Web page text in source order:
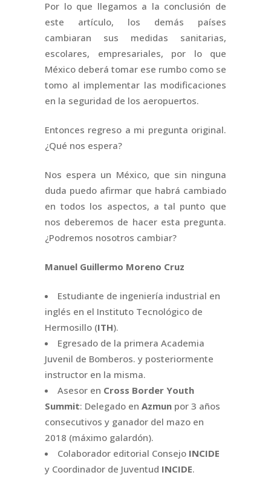
Por lo que llegamos a la conclusión de
este artículo, los demás países
cambiaran sus medidas sanitarias,
escolares, empresariales, por lo que
México deberá tomar ese rumbo como se
tomo al implementar las modificaciones
en la seguridad de los aeropuertos.
Entonces regreso a mi pregunta original.
¿Qué nos espera?
Nos espera un México, que sin ninguna
duda puedo afirmar que habrá cambiado
en todos los aspectos, a tal punto que
nos deberemos de hacer esta pregunta.
¿Podremos nosotros cambiar?
Manuel Guillermo Moreno Cruz
Estudiante de ingeniería industrial en
inglés en el Instituto Tecnológico de
Hermosillo (ITH).
Egresado de la primera Academia
Juvenil de Bomberos. y posteriormente
instructor en la misma.
Asesor en Cross Border Youth
Summit: Delegado en Azmun por 3 años
consecutivos y ganador del mazo en
2018 (máximo galardón).
Colaborador editorial Consejo INCIDE
y Coordinador de Juventud INCIDE.